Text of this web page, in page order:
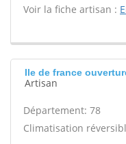
Voir la fiche artisan :
Ile de france
Artisan
Département: 78
Climatisation